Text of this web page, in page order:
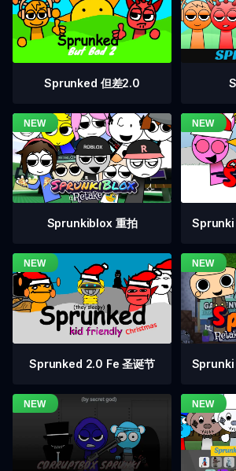
Sprunked 但差2.0
Sprunkiblox 重拍 Sprunki
Sprunked 2.0 Fe 圣诞节 Sprunki